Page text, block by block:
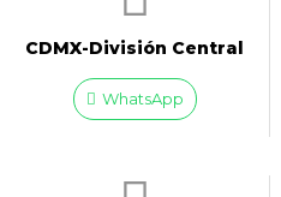
CDMX-División Central
WhatsApp